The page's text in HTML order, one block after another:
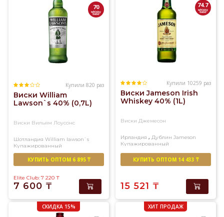
70
Купили 820 раз
Виски William
Lawson`s 40% (0,7L)
Виски Вильям Лоусонс
Шотландия William lawson`s
Купажированный
КУПИТЬ ОПТОМ 6 895 ₸
Elite Club: 7 220 ₸
7 600 ₸
74.7
Купили 10259 раз
Виски Jameson Irish
Whiskey 40% (1L)
Виски Джемесон
Ирландия , Дублин Jameson
Купажированный
КУПИТЬ ОПТОМ 14 433 ₸
15 521 ₸
СКИДКА 15% ХИТ ПРОДАЖ